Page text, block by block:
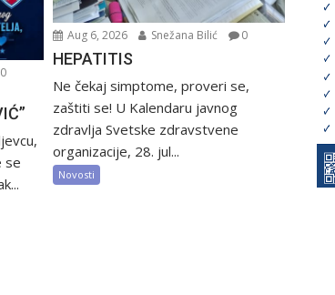
0
se
Aug 6, 2026 Snežana Bilić 0
HEPATITIS
Ne čekaj simptome, proveri se,
zaštiti se! U Kalendaru javnog
zdravlja Svetske zdravstvene
organizacije, 28. jul...
Novosti